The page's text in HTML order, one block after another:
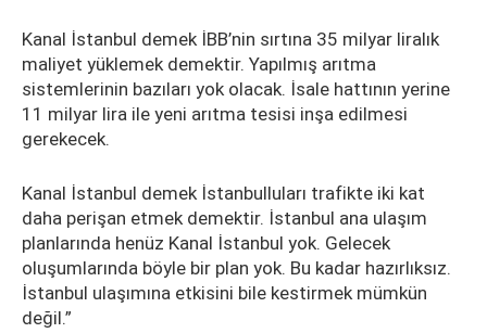
Kanal İstanbul demek İBB’nin sırtına 35 milyar liralık
maliyet yüklemek demektir. Yapılmış arıtma
sistemlerinin bazıları yok olacak. İsale hattının yerine
11 milyar lira ile yeni arıtma tesisi inşa edilmesi
gerekecek.
Kanal İstanbul demek İstanbulluları trafikte iki kat
daha perişan etmek demektir. İstanbul ana ulaşım
planlarında henüz Kanal İstanbul yok. Gelecek
oluşumlarında böyle bir plan yok. Bu kadar hazırlıksız.
İstanbul ulaşımına etkisini bile kestirmek mümkün
değil.”